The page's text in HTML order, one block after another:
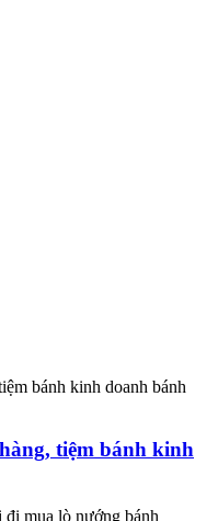
tiệm bánh kinh